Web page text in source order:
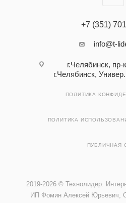
+7 (351)
info@t-
г.Челябинск,
г.Челябинск,
ПОЛИТИКА
ПОЛИТИКА
ПУБЛИЧНАЯ
2019-2026 © Технолидер:
ИП Фомин Алексей Юрьевич,